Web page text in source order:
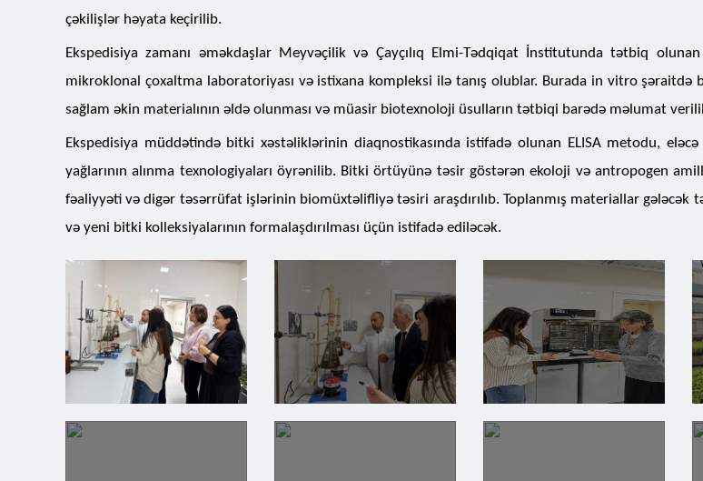
çəkilişlər həyata keçirilib.
Ekspedisiya zamanı əməkdaşlar Meyvəçilik və Çayçılıq Elmi-Tədqiqat İnstitutunda tətbiq
mikroklonal çoxaltma laboratoriyası və istixana kompleksi ilə tanış olublar. Burada in vitro şəraitdə
sağlam əkin materialının əldə olunması və müasir biotexnoloji üsulların tətbiqi barədə məlumat
Ekspedisiya müddətində bitki xəstəliklərinin diaqnostikasında istifadə olunan ELISA metodu,
yağlarının alınma texnologiyaları öyrənilib. Bitki örtüyünə təsir göstərən ekoloji və antropogen
fəaliyyəti və digər təsərrüfat işlərinin biomüxtəlifliyə təsiri araşdırılıb. Toplanmış materiallar gələcək
və yeni bitki kolleksiyalarının formalaşdırılması üçün istifadə ediləcək.